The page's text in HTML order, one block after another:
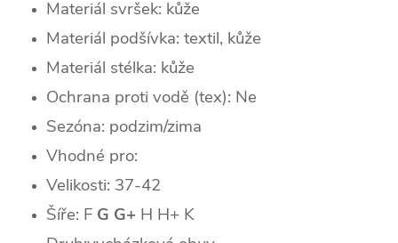
Materiál svršek: kůže
Materiál podšívka: textil, kůže
Materiál stélka: kůže
Ochrana proti vodě (tex): Ne
Sezóna: podzim/zima
Vhodné pro:
Velikosti: 37-42
Šíře: F G G+ H H+ K